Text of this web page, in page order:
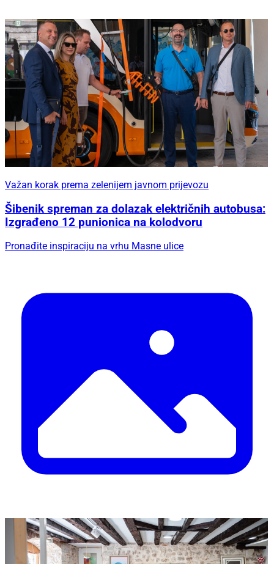
Važan korak prema zelenijem javnom prijevozu
Šibenik spreman za dolazak električnih autobusa:
Izgrađeno 12 punionica na kolodvoru
Pronađite inspiraciju na vrhu Masne ulice